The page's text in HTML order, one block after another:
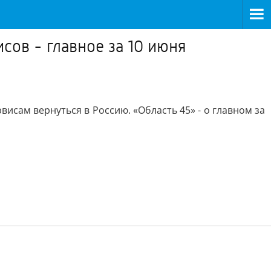
- главное за 10 июня
вернуться в Россию. «Область 45» - о главном за